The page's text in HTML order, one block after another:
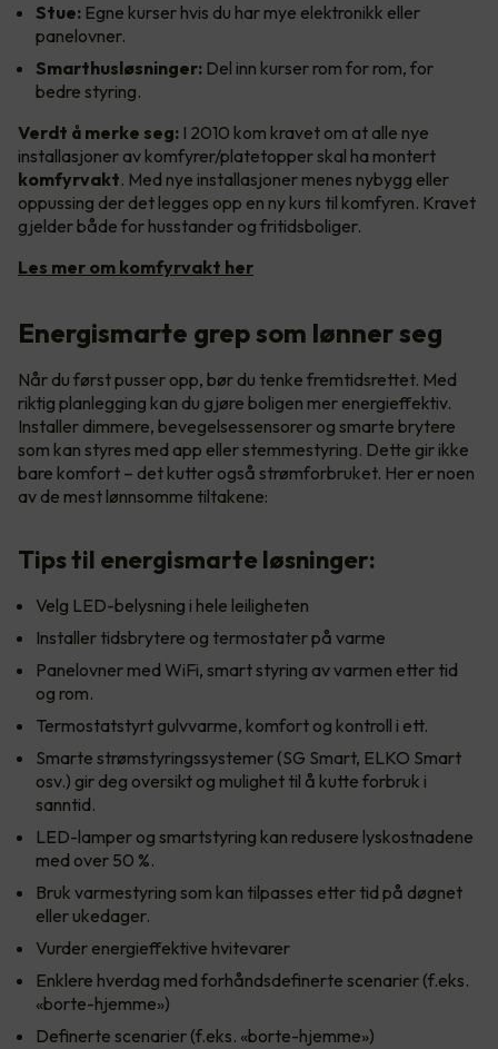
Stue: Egne kurser hvis du har mye elektronikk eller
panelovner.
Smarthusløsninger: Del inn kurser rom for rom, for
bedre styring.
Verdt å merke seg: I 2010 kom kravet om at alle nye
installasjoner av komfyrer/platetopper skal ha montert
komfyrvakt. Med nye installasjoner menes nybygg eller
oppussing der det legges opp en ny kurs til komfyren. Kravet
gjelder både for husstander og fritidsboliger.
Les mer om komfyrvakt her
Energismarte grep som lønner seg
Når du først pusser opp, bør du tenke fremtidsrettet. Med
riktig planlegging kan du gjøre boligen mer energieffektiv.
Installer dimmere, bevegelsessensorer og smarte brytere
som kan styres med app eller stemmestyring. Dette gir ikke
bare komfort – det kutter også strømforbruket. Her er noen
av de mest lønnsomme tiltakene:
Tips til energismarte løsninger:
Velg LED-belysning i hele leiligheten
Installer tidsbrytere og termostater på varme
Panelovner med WiFi, smart styring av varmen etter tid
og rom.
Termostatstyrt gulvvarme, komfort og kontroll i ett.
Smarte strømstyringssystemer (SG Smart, ELKO Smart
osv.) gir deg oversikt og mulighet til å kutte forbruk i
sanntid.
LED-lamper og smartstyring kan redusere lyskostnadene
med over 50 %.
Bruk varmestyring som kan tilpasses etter tid på døgnet
eller ukedager.
Vurder energieffektive hvitevarer
Enklere hverdag med forhåndsdefinerte scenarier (f.eks.
«borte-hjemme»)
Definerte scenarier (f.eks. «borte-hjemme»)